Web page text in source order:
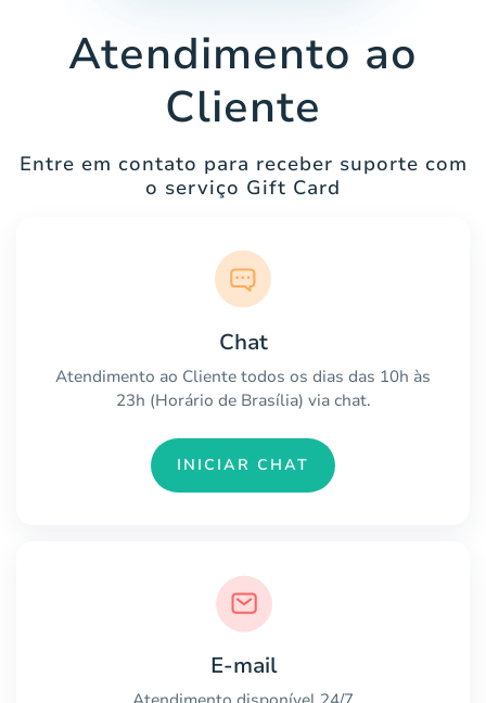
Atendimento ao
Cliente
Entre em contato para receber suporte com
o serviço Gift Card
Chat
Atendimento ao Cliente todos os dias das 10h às
23h (Horário de Brasília) via chat.
INICIAR CHAT
E-mail